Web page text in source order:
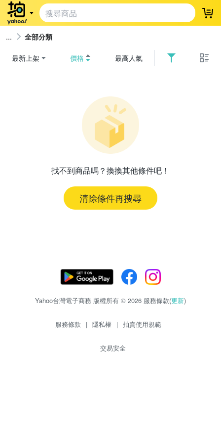
登
全部分類
最新上架 價格 最高人氣
找不到商品嗎？換換其他條件吧！
清除條件再搜尋
Yahoo台灣電子商務 版權所有 © 2026 服務條款(更新)
服務條款 | 隱私權 | 拍賣使用規範
交易安全